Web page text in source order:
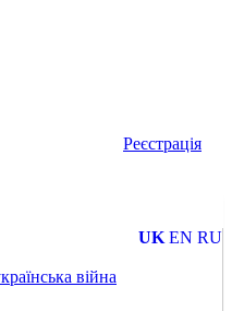
Реєстрація
UK EN RU
війна